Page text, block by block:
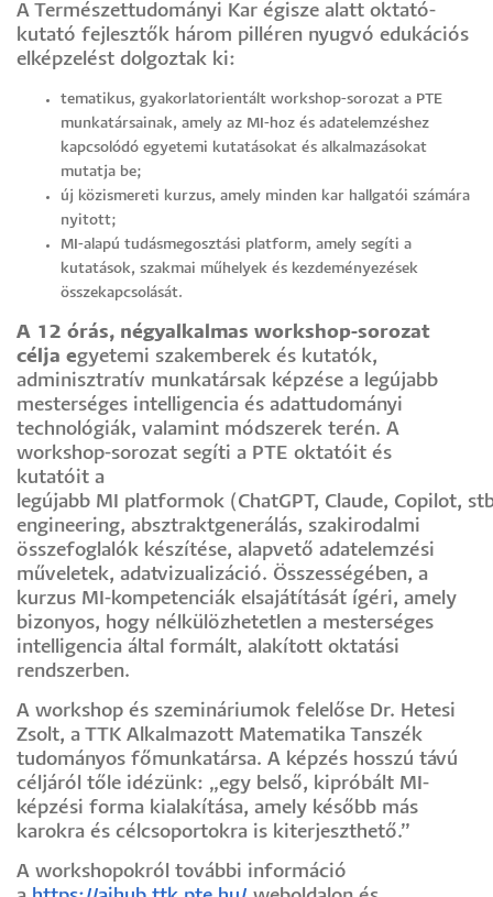
A Természettudományi Kar égisze alatt oktató-
kutató fejlesztők három pilléren nyugvó edukációs
elképzelést dolgoztak ki:
tematikus, gyakorlatorientált workshop-sorozat a PTE
munkatársainak, amely az MI-hoz és adatelemzéshez
kapcsolódó egyetemi kutatásokat és alkalmazásokat
mutatja be;
új közismereti kurzus, amely minden kar hallgatói számára
nyitott;
MI-alapú tudásmegosztási platform, amely segíti a
kutatások, szakmai műhelyek és kezdeményezések
összekapcsolását.
A 12 órás, négyalkalmas workshop-sorozat
célja egyetemi szakemberek és kutatók,
adminisztratív munkatársak képzése a legújabb
mesterséges intelligencia és adattudományi
technológiák, valamint módszerek terén. A
workshop-sorozat segíti a PTE oktatóit és
kutatóit a
legújabb MI platformok (ChatGPT, Claude, Copilot,
engineering, absztraktgenerálás, szakirodalmi
összefoglalók készítése, alapvető adatelemzési
műveletek, adatvizualizáció. Összességében, a
kurzus MI-kompetenciák elsajátítását ígéri, amely
bizonyos, hogy nélkülözhetetlen a mesterséges
intelligencia által formált, alakított oktatási
rendszerben.
A workshop és szemináriumok felelőse Dr. Hetesi
Zsolt, a TTK Alkalmazott Matematika Tanszék
tudományos főmunkatársa. A képzés hosszú távú
céljáról tőle idézünk: „egy belső, kipróbált MI-
képzési forma kialakítása, amely később más
karokra és célcsoportokra is kiterjeszthető.”
A workshopokról további információ